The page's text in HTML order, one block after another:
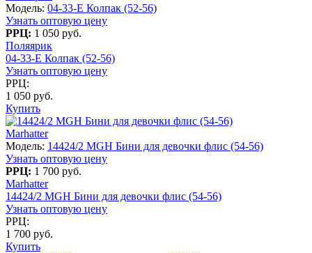
Модель: 04-33-E Колпак (52-56)
Узнать оптовую цену
РРЦ: 1 050 руб.
Поляярик
04-33-E Колпак (52-56)
Узнать оптовую цену
РРЦ:
1 050 руб.
Купить
Marhatter
Модель: 14424/2 MGH Бини для девочки флис (54-56)
Узнать оптовую цену
РРЦ: 1 700 руб.
Marhatter
14424/2 MGH Бини для девочки флис (54-56)
Узнать оптовую цену
РРЦ:
1 700 руб.
Купить